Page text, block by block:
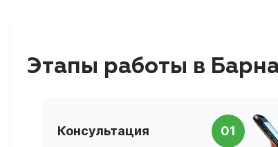
Этапы работы в
Консультация 01